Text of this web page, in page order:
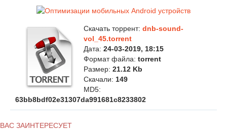
Скачать торрент: dnb-sound-
vol_45.torrent
Дата: 24-03-2019, 18:15
Формат файла: torrent
Размер: 21.12 Kb
Скачали: 149
MD5:
63bb8bdf02e31307da991681c8233802
ВАС ЗАИНТЕРЕСУЕТ